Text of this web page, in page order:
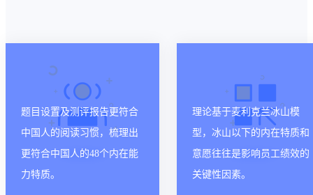
题目设置及测评报告更符合
中国人的阅读习惯，梳理出
更符合中国人的48个内在能
力特质。
理论基于麦利克兰冰山模
型，冰山以下的内在特质和
意愿往往是影响员工绩效的
关键性因素。